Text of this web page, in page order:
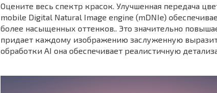
Оцените весь спектр красок. Улучшенная передача
mobile Digital Natural Image engine (mDNIe)
более насыщенных оттенков.. Это значительно
придает каждому изображению заслуженную
обработки AI она обеспечивает реалистичную